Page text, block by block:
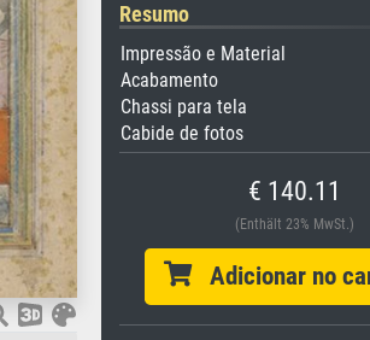
Resumo
Impressão e Material
Acabamento
Chassi para tela
Cabide de fotos
€ 140.11
(Enthält 23% MwSt.)
Adicionar no